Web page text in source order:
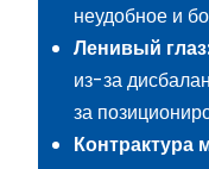
неудобное и
Ленивый
из-за
за
Контрактура